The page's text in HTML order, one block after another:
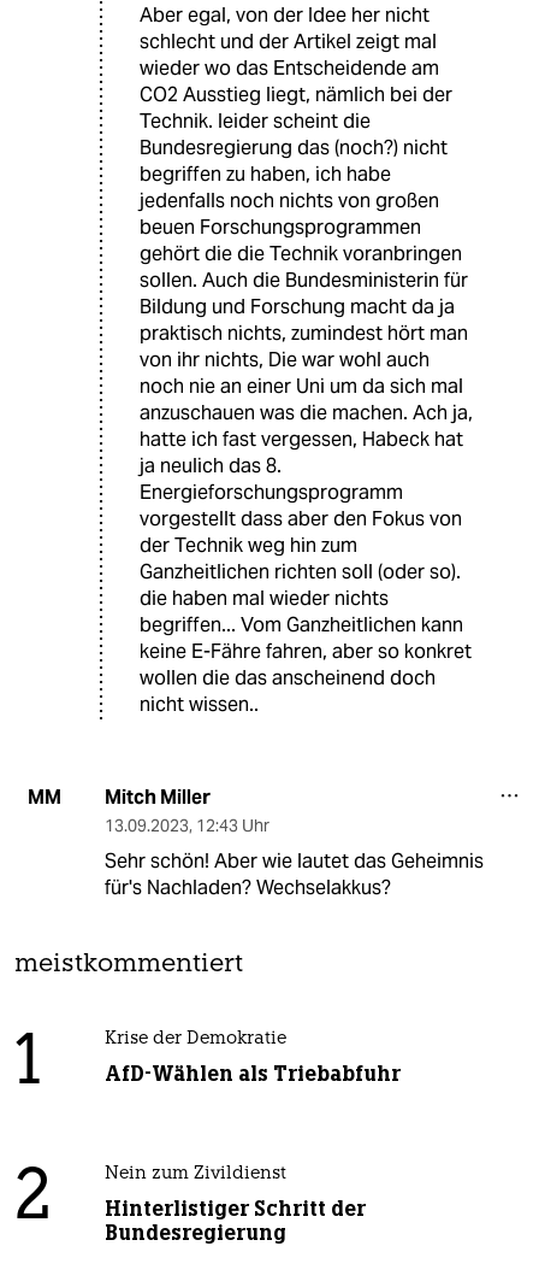
Aber egal, von der Idee her nicht
schlecht und der Artikel zeigt mal
wieder wo das Entscheidende am
CO2 Ausstieg liegt, nämlich bei der
Technik. leider scheint die
Bundesregierung das (noch?) nicht
begriffen zu haben, ich habe
jedenfalls noch nichts von großen
beuen Forschungsprogrammen
gehört die die Technik voranbringen
sollen. Auch die Bundesministerin für
Bildung und Forschung macht da ja
praktisch nichts, zumindest hört man
von ihr nichts, Die war wohl auch
noch nie an einer Uni um da sich mal
anzuschauen was die machen. Ach ja,
hatte ich fast vergessen, Habeck hat
ja neulich das 8.
Energieforschungsprogramm
vorgestellt dass aber den Fokus von
der Technik weg hin zum
Ganzheitlichen richten soll (oder so).
die haben mal wieder nichts
begriffen... Vom Ganzheitlichen kann
keine E-Fähre fahren, aber so konkret
wollen die das anscheinend doch
nicht wissen..
MM Mitch Miller
13.09.2023, 12:43 Uhr
Sehr schön! Aber wie lautet das Geheimnis
für's Nachladen? Wechselakkus?
meistkommentiert
1 Krise der Demokratie
AfD-Wählen als Triebabfuhr
2 Nein zum Zivildienst
Hinterlistiger Schritt der
Bundesregierung